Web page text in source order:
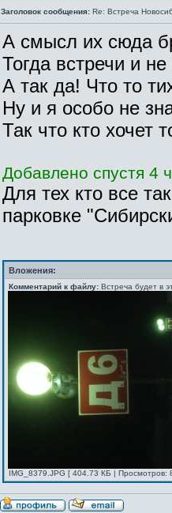
Заголовок сообщения: Re: Встреча
А смысл их сюда
Тогда встречи и
А так да! Что то
Ну и я особо не
Так что кто хочет
Добавлено спустя 4
Для тех кто все
парковке
Вложения:
Комментарий к файлу: Встреча будет в
IMG_8379.JPG [ 404.73 КБ | Просмотров: